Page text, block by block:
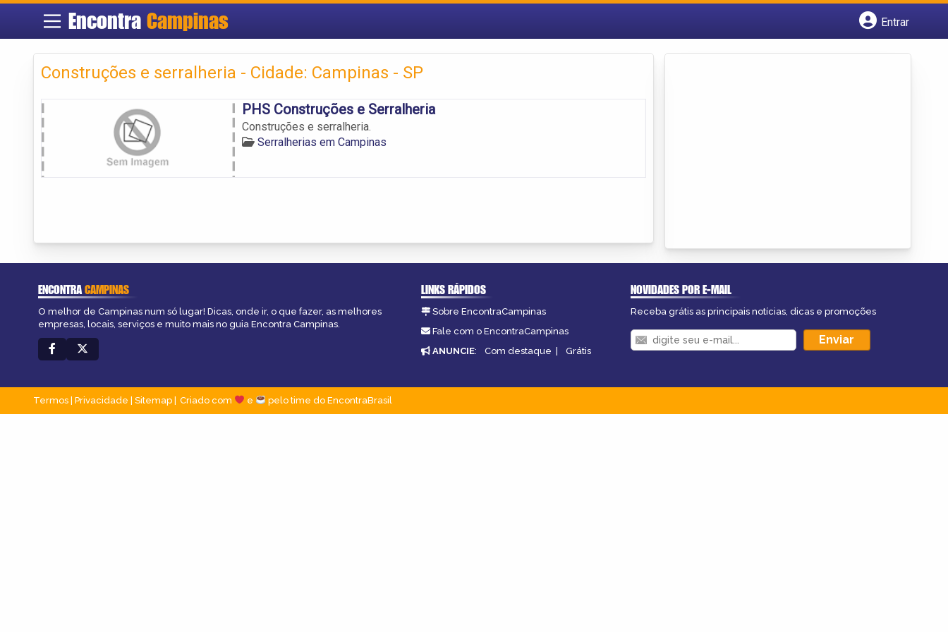
EncontraCampinas
Entrar
Construções e serralheria - Cidade: Campinas - SP
PHS Construções e Serralheria
Construções e serralheria.
Serralherias em Campinas
ENCONTRACAMPINAS
O melhor de Campinas num só lugar! Dicas, onde ir, o que fazer, as melhores
empresas, locais, serviços e muito mais no guia Encontra Campinas.
LINKS RÁPIDOS
Sobre EncontraCampinas
Fale com o EncontraCampinas
ANUNCIE: Com destaque | Grátis
NOVIDADES POR E-MAIL
Receba grátis as principais notícias, dicas e promoções
Termos Privacidade Sitemap Criado com e pelo time do EncontraBrasil